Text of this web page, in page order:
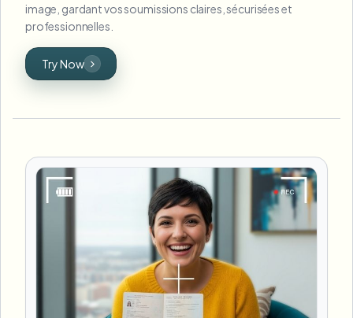
image, gardant vos soumissions claires, sécurisées et
professionnelles.
Try Now